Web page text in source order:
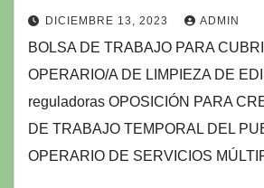
DICIEMBRE 13, 2023 ADMIN
BOLSA DE TRABAJO PARA
OPERARIO/A DE LIMPIEZA DE
reguladoras OPOSICIÓN PARA
DE TRABAJO TEMPORAL DEL
OPERARIO DE SERVICIOS